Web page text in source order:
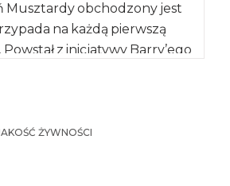
Musztardy obchodzony jest
na każdą pierwszą
z inicjatywy Barry’ego
ŻYWNOŚCI